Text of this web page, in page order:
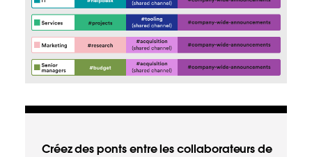
Créez des ponts entre les collaborateurs de